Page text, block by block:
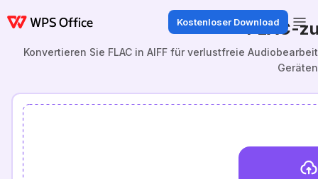
Kostenloser Download
FLAC-
Konvertieren Sie FLAC in AIFF für verlustfreie